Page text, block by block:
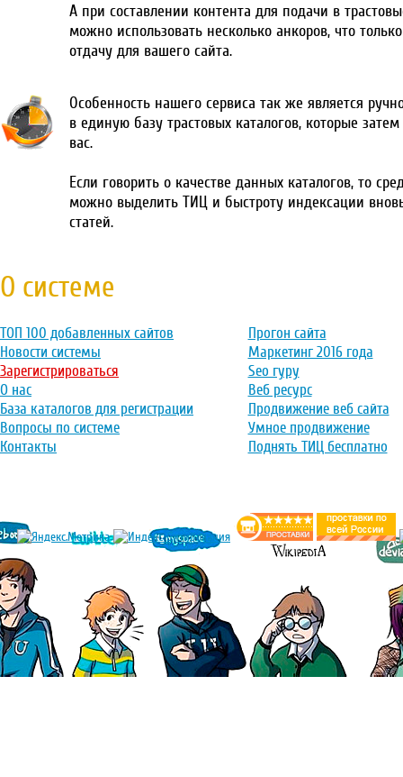
А при составлении контента для подачи в
можно использовать несколько анкоров, что
отдачу для вашего сайта.
Особенность нашего сервиса так же является
в единую базу трастовых каталогов, которые
вас.
Если говорить о качестве данных каталогов, то
можно выделить ТИЦ и быстроту индексации
статей.
О системе
ТОП 100 добавленных сайтов
Новости системы
Зарегистрироваться
О нас
База каталогов для регистрации
Вопросы по системе
Контакты
Прогон сайта
Маркетинг 2016 года
Seo гуру
Веб ресурс
Продвижение веб сайта
Умное продвижение
Поднять ТИЦ бесплатно